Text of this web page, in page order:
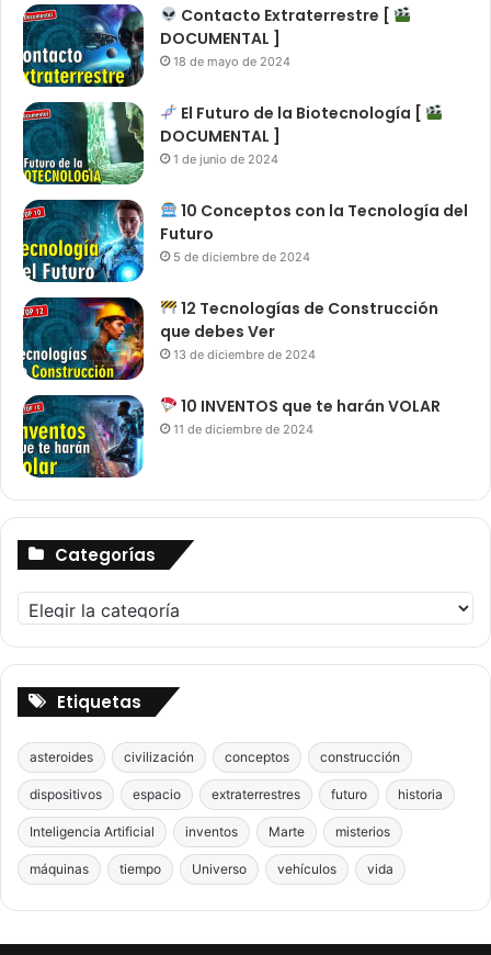
Contacto Extraterrestre [
DOCUMENTAL ]
18 de mayo de 2024
El Futuro de la Biotecnología [
DOCUMENTAL ]
1 de junio de 2024
10 Conceptos con la Tecnología del
Futuro
5 de diciembre de 2024
12 Tecnologías de Construcción
que debes Ver
13 de diciembre de 2024
10 INVENTOS que te harán VOLAR
11 de diciembre de 2024
Categorías
Categorías
Etiquetas
asteroides civilización conceptos construcción
dispositivos espacio extraterrestres futuro historia
Inteligencia Artificial inventos Marte misterios
máquinas tiempo Universo vehículos vida